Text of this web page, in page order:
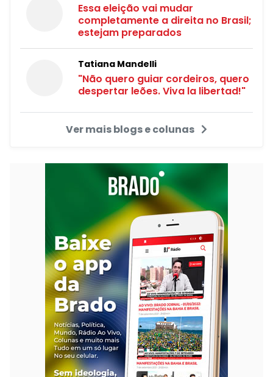
Essa eleição vai mudar
completamente a direita no Brasil;
estejam preparados
Tatiana Mandelli
"Não quero guiar cordeiros, quero
despertar leões. Viva la libertad!"
Ver mais blogs e colunas